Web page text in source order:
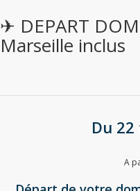
✈ DEPART
Marseille inclus
Du
A